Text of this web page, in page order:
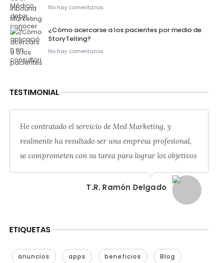
No hay comentarios
¿Cómo acercarse a los pacientes por medio de
StoryTelling?
No hay comentarios
TESTIMONIAL
He contratado el servicio de Med Marketing, y
realmente ha resultado ser una empresa profesional,
se comprometen con su tarea para lograr los objetivos
T.R. Ramón Delgado
ETIQUETAS
anuncios apps beneficios Blog